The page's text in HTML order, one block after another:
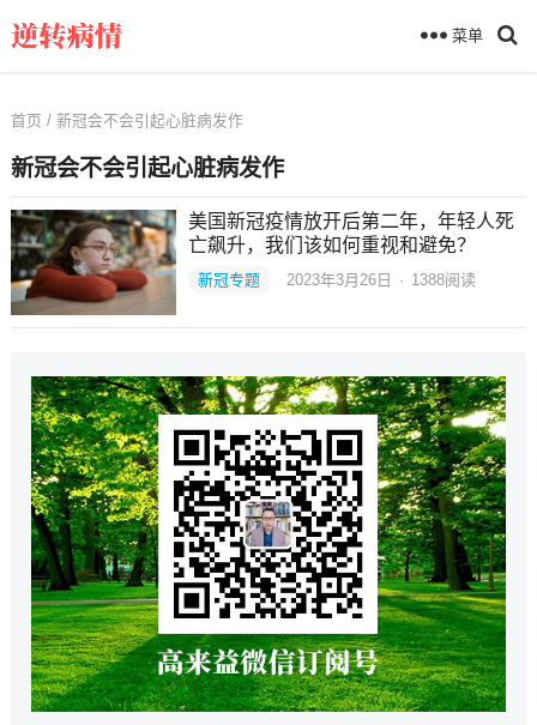
菜单
首页 / 新冠会不会引起心脏病发作
新冠会不会引起心脏病发作
美国新冠疫情放开后第二年，年轻人死
亡飙升，我们该如何重视和避免？
新冠专题 2023年3月26日 · 1388阅读